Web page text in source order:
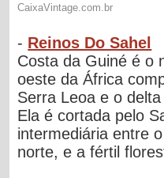
- Reinos Do Sahel
Costa da Guiné é o
oeste da África
Serra Leoa e o
Ela é cortada pelo
intermediária entre
norte, e a fértil